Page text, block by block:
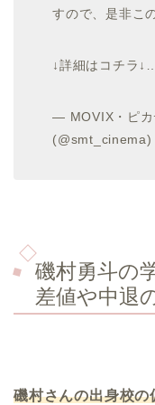
すので、是非こ
↓詳細はコチラ
— MOVIX・ピカ
磯村勇斗の
差値や中退
磯村さんの出身校